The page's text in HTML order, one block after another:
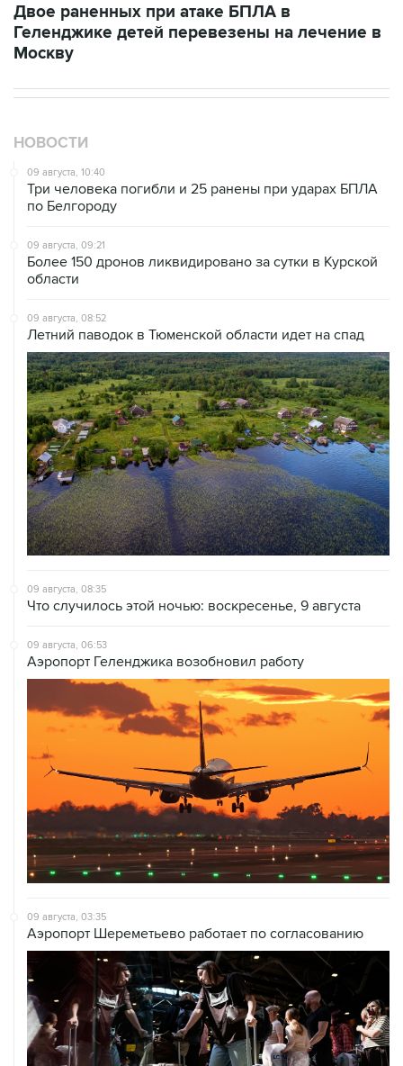
Двое раненных при атаке БПЛА в
Геленджике детей перевезены на лечение в
Москву
НОВОСТИ
09 августа, 10:40
Три человека погибли и 25 ранены при ударах БПЛА
по Белгороду
09 августа, 09:21
Более 150 дронов ликвидировано за сутки в Курской
области
09 августа, 08:52
Летний паводок в Тюменской области идет на спад
09 августа, 08:35
Что случилось этой ночью: воскресенье, 9 августа
09 августа, 06:53
Аэропорт Геленджика возобновил работу
09 августа, 03:35
Аэропорт Шереметьево работает по согласованию